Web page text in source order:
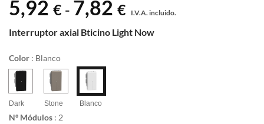
5,92 € - 7,82 €
de
precios:
I.V.A. incluido.
Interruptor axial Bticino Light Now
Color : Blanco
Dark Stone Blanco
Nº Módulos : 2